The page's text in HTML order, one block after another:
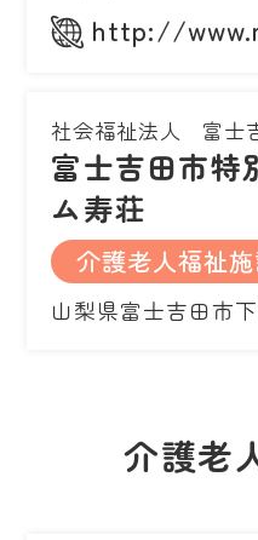
http://
社会福祉法人 富士
富士吉田市特
ム寿荘
介護老人福祉
山梨県富士吉田市
介護老